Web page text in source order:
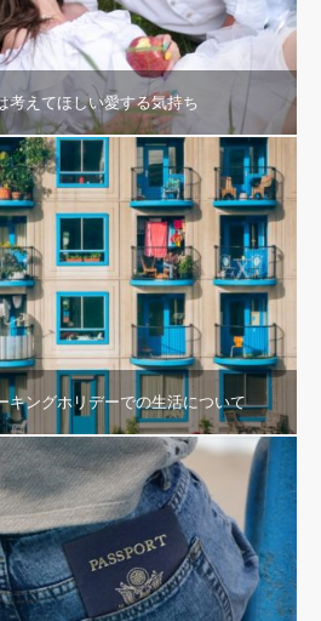
考えてほしい愛する気持ち
キングホリデーでの生活について